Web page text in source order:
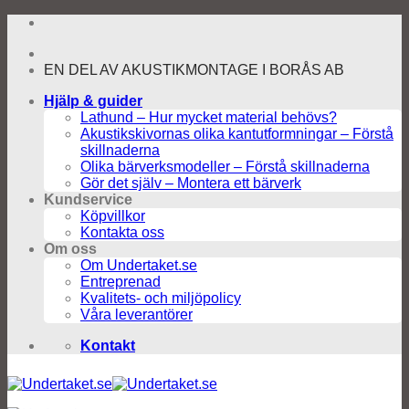
Skip
content
EN DEL AV AKUSTIKMONTAGE I BORÅS AB
Hjälp & guider
Lathund – Hur mycket material behövs?
Akustikskivornas olika kantutformningar – Förstå
skillnaderna
Olika bärverksmodeller – Förstå skillnaderna
Gör det själv – Montera ett bärverk
Kundservice
Köpvillkor
Kontakta oss
Om oss
Om Undertaket.se
Entreprenad
Kvalitets- och miljöpolicy
Våra leverantörer
Kontakt